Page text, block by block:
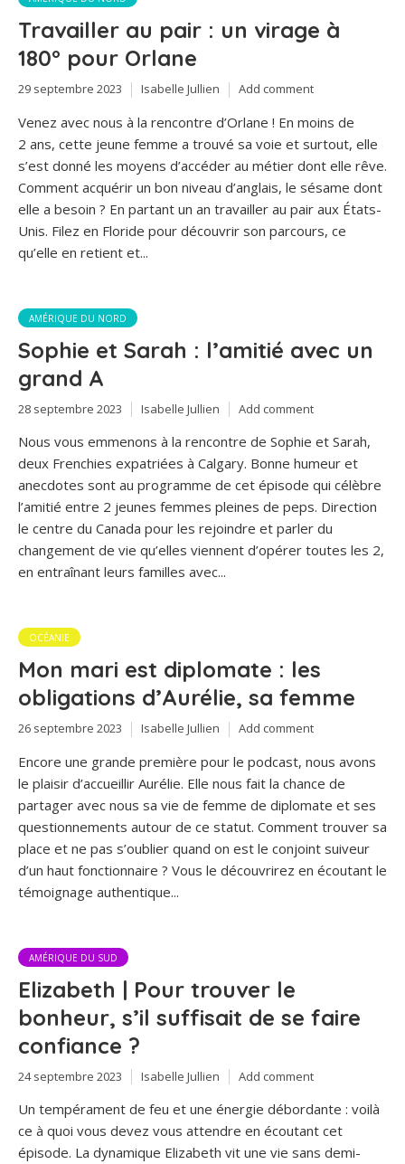
Travailler au pair : un virage à
180° pour Orlane
29 septembre 2023 Isabelle Jullien Add comment
Venez avec nous à la rencontre d’Orlane ! En moins de
2 ans, cette jeune femme a trouvé sa voie et surtout, elle
s’est donné les moyens d’accéder au métier dont elle rêve.
Comment acquérir un bon niveau d’anglais, le sésame dont
elle a besoin ? En partant un an travailler au pair aux États-
Unis. Filez en Floride pour découvrir son parcours, ce
qu’elle en retient et...
AMÉRIQUE DU NORD
Sophie et Sarah : l’amitié avec un
grand A
28 septembre 2023 Isabelle Jullien Add comment
Nous vous emmenons à la rencontre de Sophie et Sarah,
deux Frenchies expatriées à Calgary. Bonne humeur et
anecdotes sont au programme de cet épisode qui célèbre
l’amitié entre 2 jeunes femmes pleines de peps. Direction
le centre du Canada pour les rejoindre et parler du
changement de vie qu’elles viennent d’opérer toutes les 2,
en entraînant leurs familles avec...
OCÉANIE
Mon mari est diplomate : les
obligations d’Aurélie, sa femme
26 septembre 2023 Isabelle Jullien Add comment
Encore une grande première pour le podcast, nous avons
le plaisir d’accueillir Aurélie. Elle nous fait la chance de
partager avec nous sa vie de femme de diplomate et ses
questionnements autour de ce statut. Comment trouver sa
place et ne pas s’oublier quand on est le conjoint suiveur
d’un haut fonctionnaire ? Vous le découvrirez en écoutant le
témoignage authentique...
AMÉRIQUE DU SUD
Elizabeth | Pour trouver le
bonheur, s’il suffisait de se faire
confiance ?
24 septembre 2023 Isabelle Jullien Add comment
Un tempérament de feu et une énergie débordante : voilà
ce à quoi vous devez vous attendre en écoutant cet
épisode. La dynamique Elizabeth vit une vie sans demi-